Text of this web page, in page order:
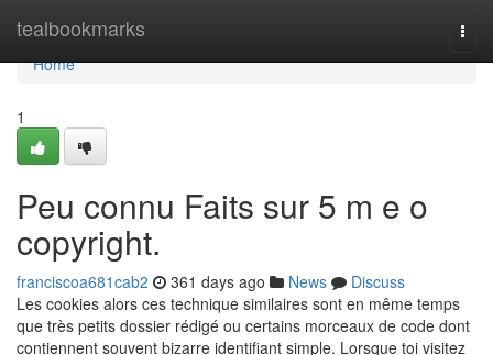
tealbookmarks
Home
Home
1
Peu connu Faits sur 5 m e o
copyright.
franciscoa681cab2 361 days ago News
Discuss
Les cookies alors ces technique similaires sont en même temps
que très petits dossier rédigé ou certains morceaux de code dont
contiennent souvent bizarre identifiant simple. Lorsque toi visitez